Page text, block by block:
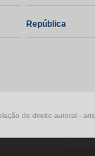
Usinagem
República
de direito autoral -